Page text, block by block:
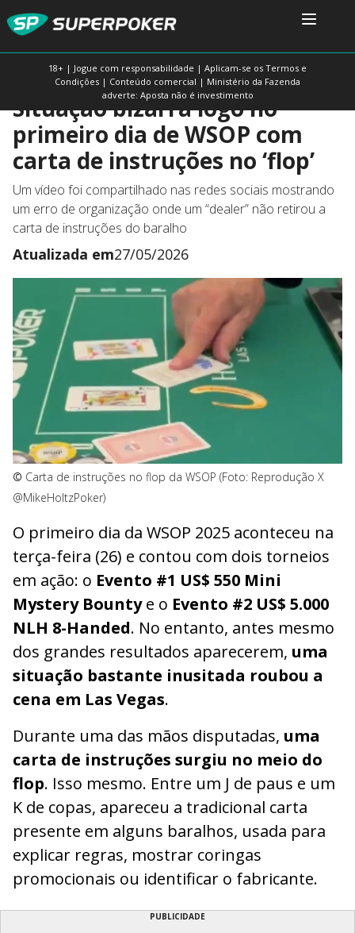
18+ | Jogue com responsabilidade | Aplicam-se os Termos e
Condições | Conteúdo comercial | Ministério da Fazenda
adverte: Aposta não é investimento
Situação bizarra logo no
primeiro dia de WSOP com
carta de instruções no ‘flop’
Um vídeo foi compartilhado nas redes sociais mostrando
um erro de organização onde um “dealer” não retirou a
carta de instruções do baralho
Atualizada em27/05/2026
© Carta de instruções no flop da WSOP (Foto: Reprodução X
@MikeHoltzPoker)
O primeiro dia da WSOP 2025 aconteceu na
terça-feira (26) e contou com dois torneios
em ação: o Evento #1 US$ 550 Mini
Mystery Bountye o Evento #2 US$ 5.000
NLH 8-Handed. No entanto, antes mesmo
dos grandes resultados aparecerem, uma
situação bastante inusitada roubou a
cena em Las Vegas.
Durante uma das mãos disputadas, uma
carta de instruções surgiu no meio do
flop. Isso mesmo. Entre um J de paus e um
K de copas, apareceu a tradicional carta
presente em alguns baralhos, usada para
explicar regras, mostrar coringas
promocionais ou identificar o fabricante.
PUBLICIDADE